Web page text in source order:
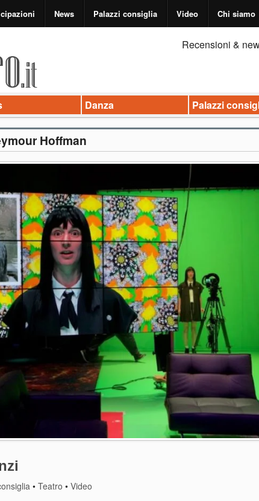
News Palazzi consiglia Video Chi siamo
Recensioni &
Danza Palazzi
Hoffman
•Teatro •Video